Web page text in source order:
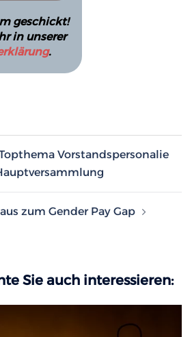
geschickt!
in unserer
.
Vorstandspersonalie
zum Gender Pay Gap
Sie auch interessieren: